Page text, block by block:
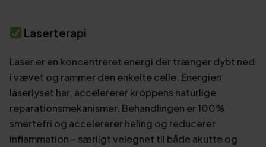
Laserterapi
Laser er en koncentreret energi der trænger dybt ned
i vævet og rammer den enkelte celle. Energien
laserlyset har, accelererer kroppens naturlige
reparationsmekanismer. Behandlingen er 100%
smertefri og accelererer heling og reducerer
inflammation – særligt velegnet til både akutte og